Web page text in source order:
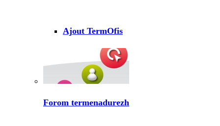
Ajout TermOfis
Forom termenadurezh